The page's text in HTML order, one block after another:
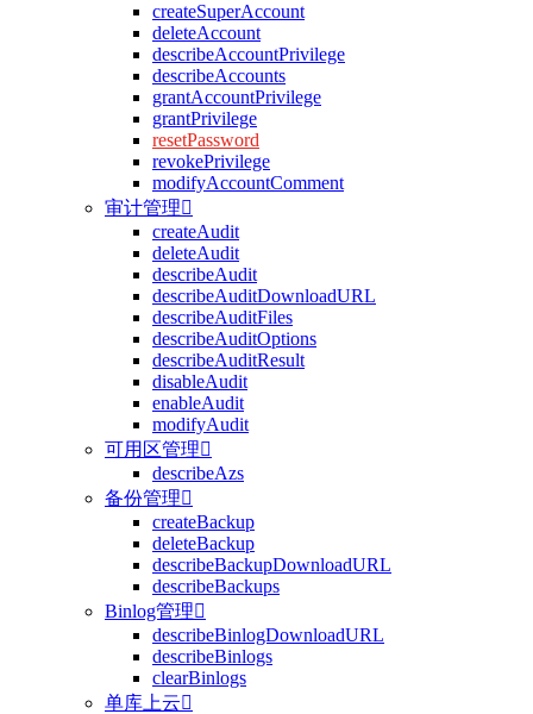
createSuperAccount
deleteAccount
describeAccountPrivilege
describeAccounts
grantAccountPrivilege
grantPrivilege
resetPassword
revokePrivilege
modifyAccountComment
审计管理
createAudit
deleteAudit
describeAudit
describeAuditDownloadURL
describeAuditFiles
describeAuditOptions
describeAuditResult
disableAudit
enableAudit
modifyAudit
可用区管理
describeAzs
备份管理
createBackup
deleteBackup
describeBackupDownloadURL
describeBackups
Binlog管理
describeBinlogDownloadURL
describeBinlogs
clearBinlogs
单库上云